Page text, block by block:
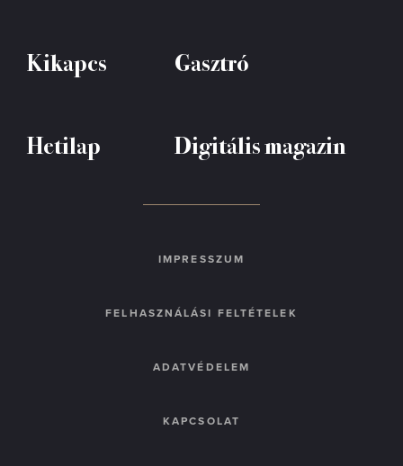
Kikapcs Gasztró
Hetilap Digitális magazin
IMPRESSZUM
FELHASZNÁLÁSI FELTÉTELEK
ADATVÉDELEM
KAPCSOLAT